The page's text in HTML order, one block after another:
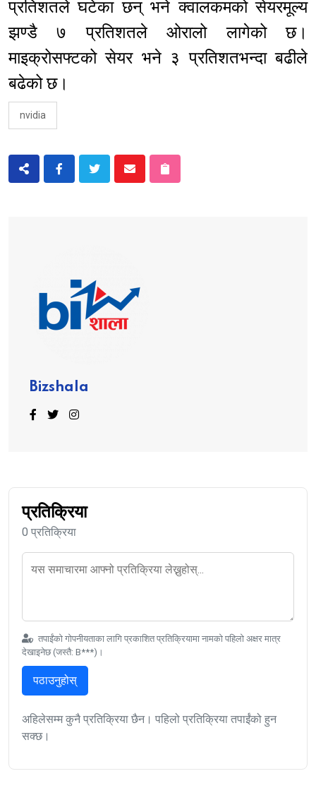
प्रतिशतले घटेका छन् भने क्वालकमको सेयरमूल्य
झण्डै ७ प्रतिशतले ओरालो लागेको छ।
माइक्रोसफ्टको सेयर भने ३ प्रतिशतभन्दा बढीले
बढेको छ।
nvidia
Bizshala
प्रतिक्रिया
0 प्रतिक्रिया
तपाईंको गोपनीयताका लागि प्रकाशित प्रतिक्रियामा नामको पहिलो अक्षर मात्र
देखाइनेछ (जस्तै: B***)।
पठाउनुहोस्
अहिलेसम्म कुनै प्रतिक्रिया छैन। पहिलो प्रतिक्रिया तपाईंको हुन
सक्छ।